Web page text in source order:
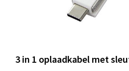
3 in 1 oplaadkabel met